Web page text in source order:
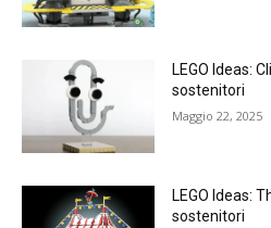
LEGO Ideas:
sostenitori
Maggio 22, 2025
LEGO Ideas:
sostenitori